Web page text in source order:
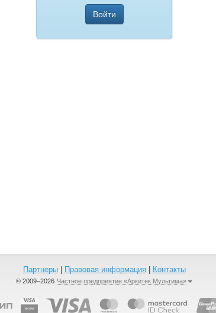
Партнеры| Правовая информация| Контакты
© 2009–2026 Частное предприятие «Аркитек Мультима»